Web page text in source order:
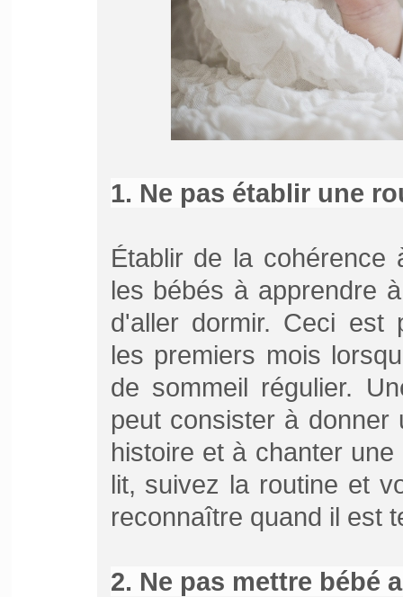
1. Ne pas établir une
Établir de la cohérence
les bébés à apprendre
d'aller dormir. Ceci est
les premiers mois
de sommeil régulier.
peut consister à
histoire et à chanter une
lit, suivez la routine et
reconnaître quand il est
2. Ne pas mettre bébé